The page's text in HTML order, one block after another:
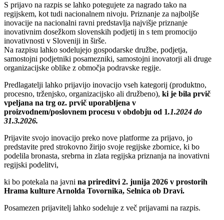
S prijavo na razpis se lahko potegujete za nagrado tako na
regijskem, kot tudi nacionalnem nivoju. Priznanje za najboljše
inovacije na nacionalni ravni predstavlja najvišje priznanje
inovativnim dosežkom slovenskih podjetij in s tem promocijo
inovativnosti v Sloveniji in širše.
Na razpisu lahko sodelujejo gospodarske družbe, podjetja,
samostojni podjetniki posamezniki, samostojni inovatorji ali druge
organizacijske oblike z območja podravske regije.
Predlagatelji lahko prijavijo inovacijo vseh kategorij (produktno,
procesno, trženjsko, organizacijsko ali družbeno), ki je bila prvič
vpeljana na trg oz. prvič uporabljena v
proizvodnem/poslovnem procesu v obdobju od 1.1.2024 do
31.3.2026.
Prijavite svojo inovacijo preko nove platforme za prijavo, jo
predstavite pred strokovno žirijo svoje regijske zbornice, ki bo
podelila bronasta, srebrna in zlata regijska priznanja na inovativni
regijski podelitvi,
ki bo potekala na javni na prireditvi 2. junija 2026 v prostorih
Hrama kulture Arnolda Tovornika, Selnica ob Dravi.
Posamezen prijavitelj lahko sodeluje z več prijavami na razpis.